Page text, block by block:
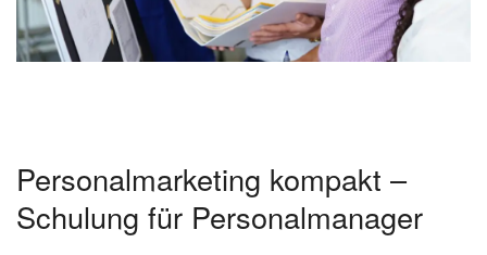
Personalmarketing kompakt –
Schulung für Personalmanager